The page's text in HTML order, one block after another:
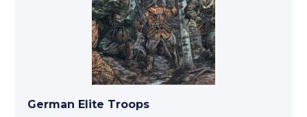
German Elite Troops